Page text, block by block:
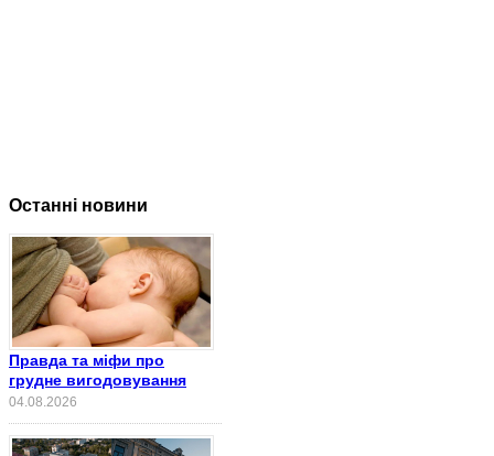
Останні новини
Правда та міфи про
грудне вигодовування
04.08.2026